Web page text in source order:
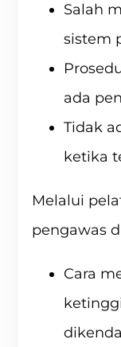
Salah
sistem
ada
Tidak
ketika
Melalui
pengawas
Cara